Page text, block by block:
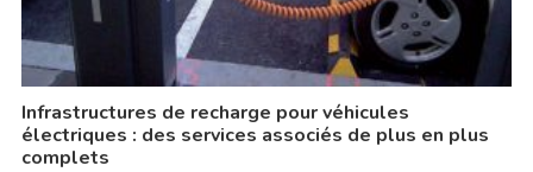
Infrastructures de recharge pour véhicules
électriques : des services associés de plus en plus
complets